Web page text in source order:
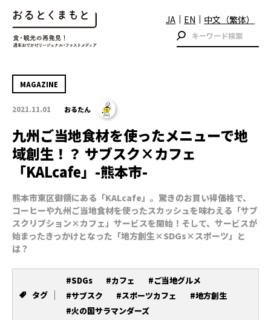
JA EN 中文（繁体）
MAGAZINE
2021.11.01 おるたん
九州ご当地食材を使ったメニューで地
域創生！？ サブスク×カフェ
「KALcafe」-熊本市-
熊本市東区御領にある「KALcafe」。驚きのお買い得価格で、
コーヒーや九州ご当地食材を使ったスカッシュを味わえる「サブ
スクリプション×カフェ」サービスを開始！そして、サービスが
始まったきっかけとなった「地方創生×SDGs×スポーツ」と
は？
タグ
#SDGs #カフェ
#ご当地グルメ
#サブスク
#スポーツカフェ
#地方創生
#火の国サラマンダーズ